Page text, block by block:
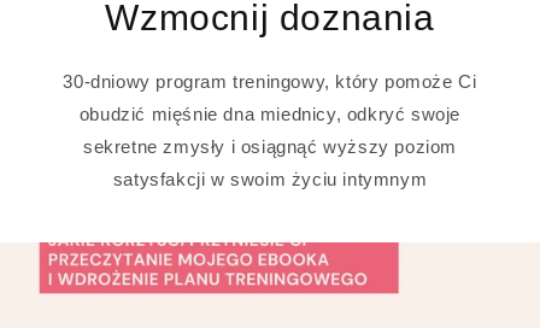
Wzmocnij doznania
30-dniowy program treningowy, który pomoże Ci
obudzić mięśnie dna miednicy, odkryć swoje
sekretne zmysły i osiągnąć wyższy poziom
satysfakcji w swoim życiu intymnym